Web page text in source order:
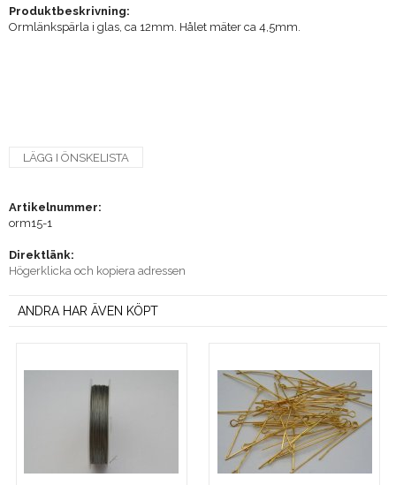
Produktbeskrivning:
Ormlänkspärla i glas, ca 12mm. Hålet mäter ca 4,5mm.
LÄGG I ÖNSKELISTA
Artikelnummer:
orm15-1
Direktlänk:
Högerklicka och kopiera adressen
ANDRA HAR ÄVEN KÖPT